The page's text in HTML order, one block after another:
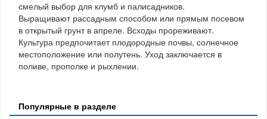
смелый выбор для клумб и палисадников.
Выращивают рассадным способом или прямым посевом
в открытый грунт в апреле. Всходы прореживают.
Культура предпочитает плодородные почвы, солнечное
местоположение или полутень. Уход заключается в
поливе, прополке и рыхлении.
Популярные в разделе